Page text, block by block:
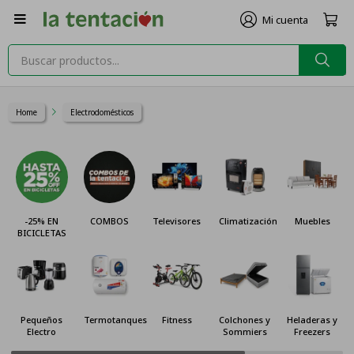

Home Electrodomésticos
-25% EN
BICICLETAS
COMBOS Televisores Climatización Muebles
Pequeños
Electro
Termotanques Fitness
Colchones y
Sommiers
Heladeras y
Freezers